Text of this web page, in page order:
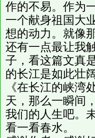
作的不易。作为
一个献身祖国大
想的动力。就像
还有一点最让我
子，看这篇文真
的长江是如此壮
《在长江的峡湾
天，那么一瞬间
我们的人生吧。
看一看春水。